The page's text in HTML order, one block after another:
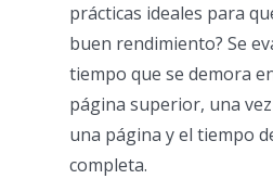
prácticas ideales para
buen rendimiento? Se
tiempo que se demora
página superior, una
una página y el tiempo
completa.